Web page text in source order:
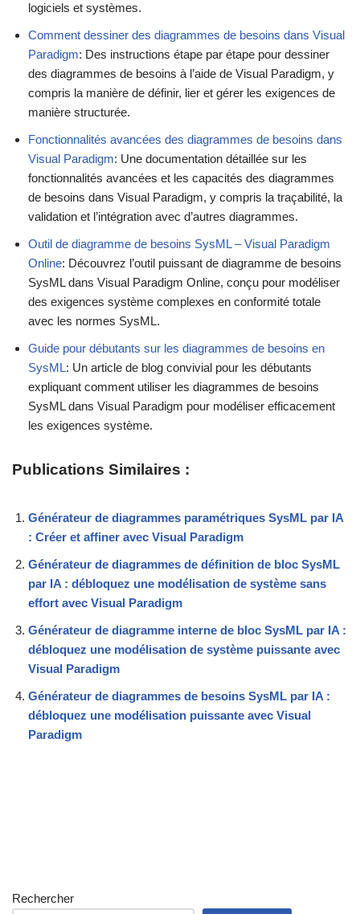
logiciels et systèmes.
Comment dessiner des diagrammes de besoins dans Visual
Paradigm: Des instructions étape par étape pour dessiner
des diagrammes de besoins à l’aide de Visual Paradigm, y
compris la manière de définir, lier et gérer les exigences de
manière structurée.
Fonctionnalités avancées des diagrammes de besoins dans
Visual Paradigm: Une documentation détaillée sur les
fonctionnalités avancées et les capacités des diagrammes
de besoins dans Visual Paradigm, y compris la traçabilité, la
validation et l’intégration avec d’autres diagrammes.
Outil de diagramme de besoins SysML – Visual Paradigm
Online: Découvrez l’outil puissant de diagramme de besoins
SysML dans Visual Paradigm Online, conçu pour modéliser
des exigences système complexes en conformité totale
avec les normes SysML.
Guide pour débutants sur les diagrammes de besoins en
SysML: Un article de blog convivial pour les débutants
expliquant comment utiliser les diagrammes de besoins
SysML dans Visual Paradigm pour modéliser efficacement
les exigences système.
Publications Similaires :
Générateur de diagrammes paramétriques SysML par IA
: Créer et affiner avec Visual Paradigm
Générateur de diagrammes de définition de bloc SysML
par IA : débloquez une modélisation de système sans
effort avec Visual Paradigm
Générateur de diagramme interne de bloc SysML par IA :
débloquez une modélisation de système puissante avec
Visual Paradigm
Générateur de diagrammes de besoins SysML par IA :
débloquez une modélisation puissante avec Visual
Paradigm
Rechercher